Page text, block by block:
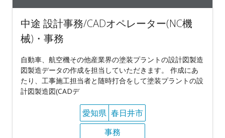
中途 設計事務/CADオペレーター(NC機
械)・事務
自動車、航空機その他産業界の塗装プラントの設計図製造
図製造データの作成を担当していただきます。 作成にあ
たり、工事施工担当者と随時打合をして塗装プラントの設
計図製造図(CADデ
愛知県 春日井市
事務